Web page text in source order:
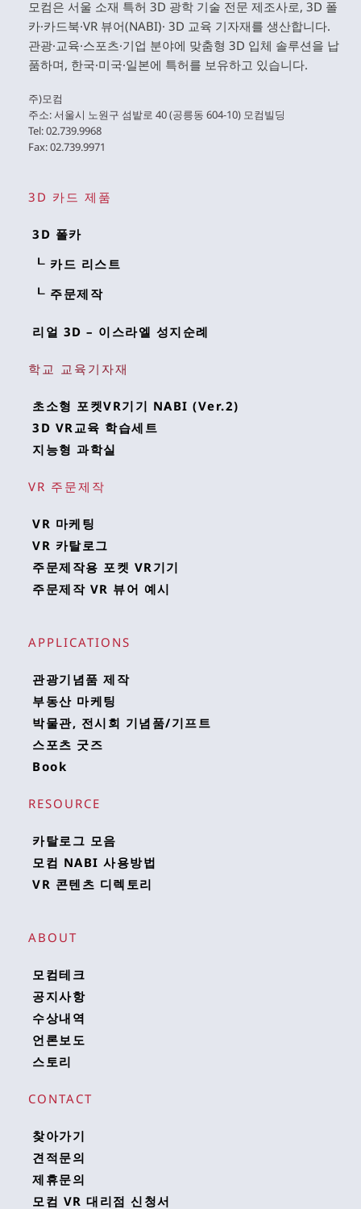
모컴은 서울 소재 특허 3D 광학 기술 전문 제조사로, 3D 폴
카·카드북·VR 뷰어(NABI)· 3D 교육 기자재를 생산합니다.
관광·교육·스포츠·기업 분야에 맞춤형 3D 입체 솔루션을 납
품하며, 한국·미국·일본에 특허를 보유하고 있습니다.
주)모컴
주소: 서울시 노원구 섬밭로 40 (공릉동 604-10) 모컴빌딩
Tel: 02.739.9968
Fax: 02.739.9971
3D 카드 제품
3D 폴카
┖ 카드 리스트
┖ 주문제작
리얼 3D – 이스라엘 성지순례
학교 교육기자재
초소형 포켓VR기기 NABI (Ver.2)
3D VR교육 학습세트
지능형 과학실
VR 주문제작
VR 마케팅
VR 카탈로그
주문제작용 포켓 VR기기
주문제작 VR 뷰어 예시
APPLICATIONS
관광기념품 제작
부동산 마케팅
박물관, 전시회 기념품/기프트
스포츠 굿즈
Book
RESOURCE
카탈로그 모음
모컴 NABI 사용방법
VR 콘텐츠 디렉토리
ABOUT
모컴테크
공지사항
수상내역
언론보도
스토리
CONTACT
찾아가기
견적문의
제휴문의
모컴 VR 대리점 신청서